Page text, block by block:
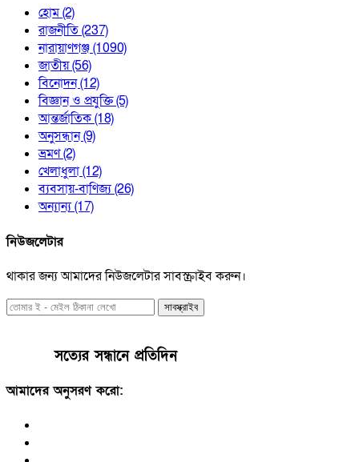
হোম(2)
রাজনীতি(237)
নারায়াণগঞ্জ(1090)
জাতীয়(56)
বিনোদন(12)
বিজ্ঞান ও প্রযুক্তি(5)
আন্তর্জাতিক(18)
অনুসন্ধান(9)
ভ্রমণ(2)
খেলাধুলা(12)
ব্যবসায়-বাণিজ্য(26)
অন্যান্য(17)
নিউজলেটার
থাকার জন্য আমাদের নিউজলেটার সাবস্ক্রাইব করুন।
সাবস্ক্রাইব
সত্যের সন্ধানে প্রতিদিন
আমাদের অনুসরণ করো: